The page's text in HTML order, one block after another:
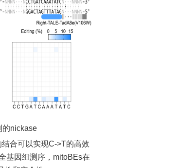
nickase
合可以实现C->T的高效
基因组测序，mitoBEs在